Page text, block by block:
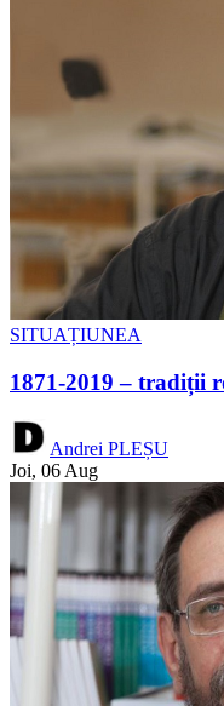
SITUAȚIUNEA
1871-2019 – tradiții
Andrei PLEȘU
Joi, 06 Aug